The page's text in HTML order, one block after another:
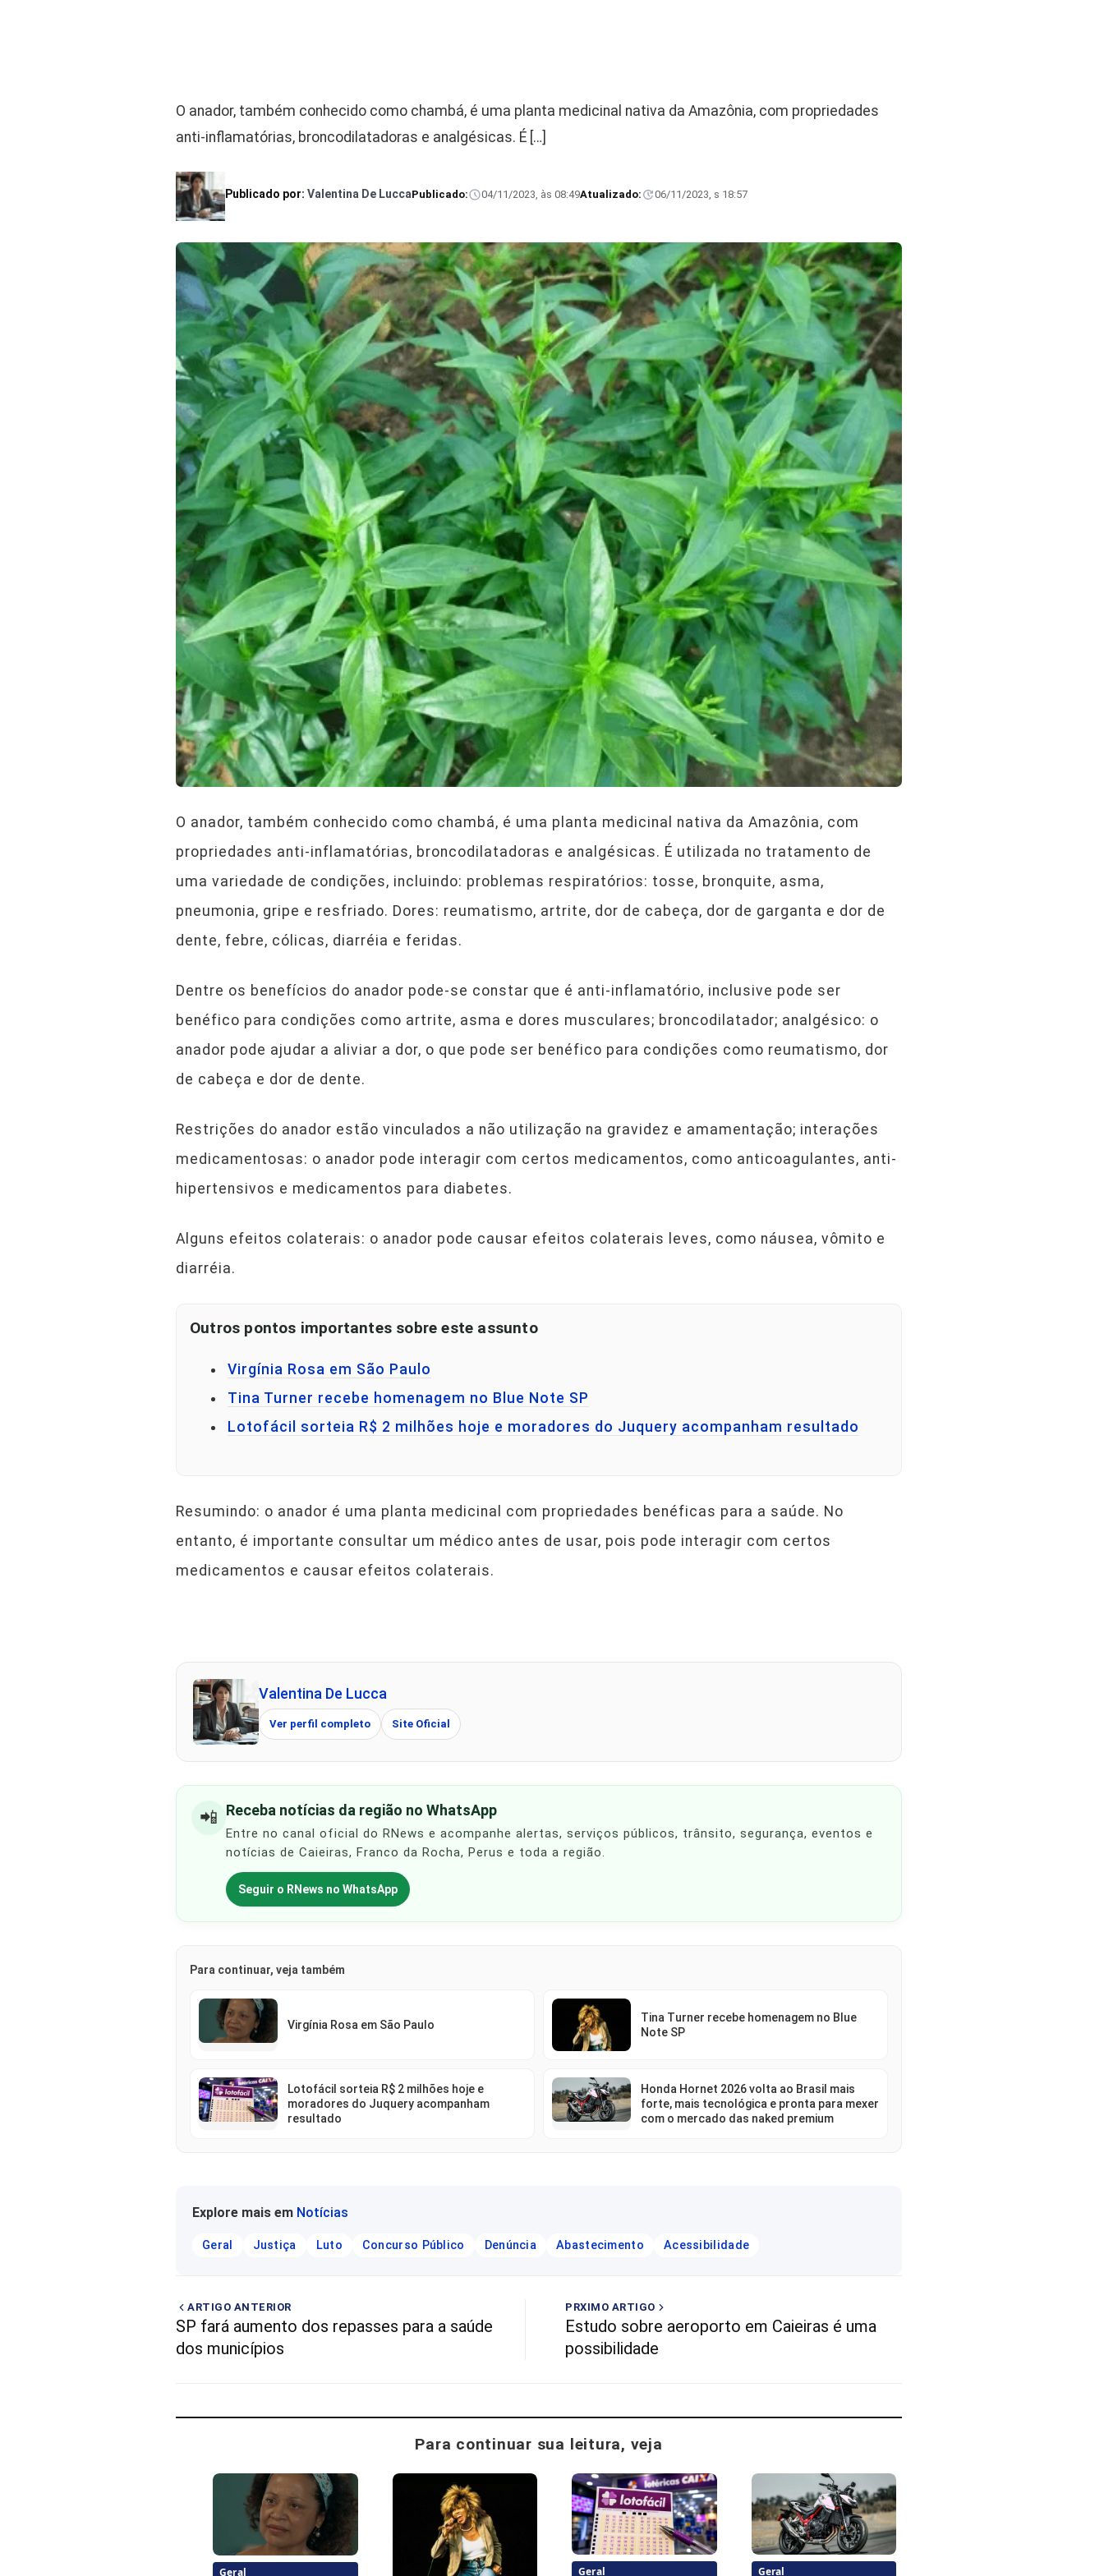
O anador, também conhecido como chambá, é uma planta medicinal nativa da Amazônia, com propriedades
anti-inflamatórias, broncodilatadoras e analgésicas. É […]
Publicado por: Valentina De LuccaPublicado: 04/11/2023, às 08:49Atualizado: 06/11/2023, s 18:57
O anador, também conhecido como chambá, é uma planta medicinal nativa da Amazônia, com
propriedades anti-inflamatórias, broncodilatadoras e analgésicas. É utilizada no tratamento de
uma variedade de condições, incluindo: problemas respiratórios: tosse, bronquite, asma,
pneumonia, gripe e resfriado. Dores: reumatismo, artrite, dor de cabeça, dor de garganta e dor de
dente, febre, cólicas, diarréia e feridas.
Dentre os benefícios do anador pode-se constar que é anti-inflamatório, inclusive pode ser
benéfico para condições como artrite, asma e dores musculares; broncodilatador; analgésico: o
anador pode ajudar a aliviar a dor, o que pode ser benéfico para condições como reumatismo, dor
de cabeça e dor de dente.
Restrições do anador estão vinculados a não utilização na gravidez e amamentação; interações
medicamentosas: o anador pode interagir com certos medicamentos, como anticoagulantes, anti-
hipertensivos e medicamentos para diabetes.
Alguns efeitos colaterais: o anador pode causar efeitos colaterais leves, como náusea, vômito e
diarréia.
Outros pontos importantes sobre este assunto
Virgínia Rosa em São Paulo
Tina Turner recebe homenagem no Blue Note SP
Lotofácil sorteia R$ 2 milhões hoje e moradores do Juquery acompanham resultado
Resumindo: o anador é uma planta medicinal com propriedades benéficas para a saúde. No
entanto, é importante consultar um médico antes de usar, pois pode interagir com certos
medicamentos e causar efeitos colaterais.
Valentina De Lucca
Ver perfil completo Site Oficial
📲 Receba notícias da região no WhatsApp
Entre no canal oficial do RNews e acompanhe alertas, serviços públicos, trânsito, segurança, eventos e
notícias de Caieiras, Franco da Rocha, Perus e toda a região.
Seguir o RNews no WhatsApp
Para continuar, veja também
Virgínia Rosa em São Paulo
Tina Turner recebe homenagem no Blue
Note SP
Lotofácil sorteia R$ 2 milhões hoje e
moradores do Juquery acompanham
resultado
Honda Hornet 2026 volta ao Brasil mais
forte, mais tecnológica e pronta para mexer
com o mercado das naked premium
Explore mais em Notícias
Geral Justiça Luto Concurso Público Denúncia Abastecimento Acessibilidade
ARTIGO ANTERIOR
SP fará aumento dos repasses para a saúde
dos municípios
PRXIMO ARTIGO
Estudo sobre aeroporto em Caieiras é uma
possibilidade
Para continuar sua leitura, veja
Geral Geral Geral